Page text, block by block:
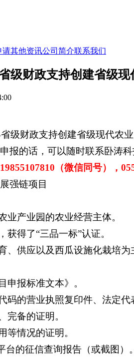
请其他资讯公司简介联系我们
级财政支持创建省级
级财政支持创建省级现代农
报的话，可以随时联系卧涛
（微信同号），
强链项目
业产业园的农业经营主体。
获得了“三品一标”认证。
、供应以及西瓜设施化栽培为
申报标准文本》。
码的营业执照复印件、法定
完备的证明。
等情况的证明。
台的征信查询报告（或截图）